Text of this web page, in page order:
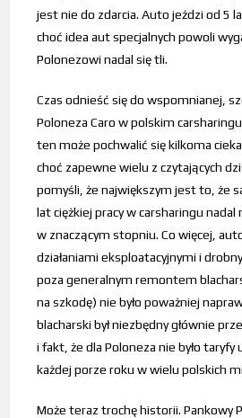
jest nie do zdarcia. Auto jeździ od 5
choć idea aut specjalnych powoli
Polonezowi nadal się tli.
Czas odnieść się do wspomnianej,
Poloneza Caro w polskim
ten może pochwalić się kilkoma
choć zapewne wielu z czytających
pomyśli, że największym jest to, że
lat ciężkiej pracy w carsharingu nadal
w znaczącym stopniu. Co więcej,
działaniami eksploatacyjnymi i
poza generalnym remontem
na szkodę) nie było poważniej
blacharski był niezbędny głównie
i fakt, że dla Poloneza nie było taryfy
każdej porze roku w wielu polskich
Może teraz trochę historii. Pankowy